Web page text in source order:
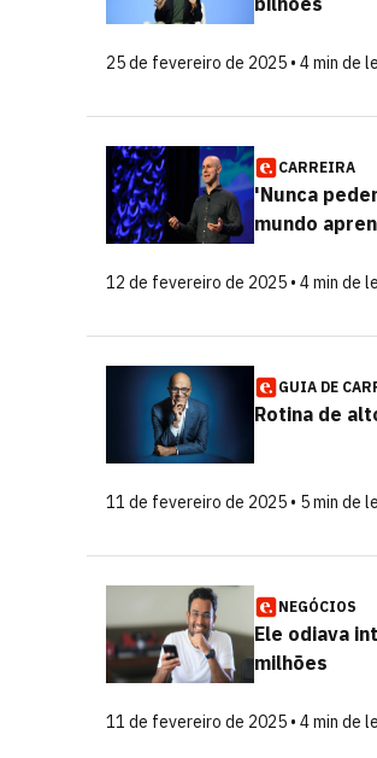
25 de fevereiro de 2025 • 4 min de
CARREIRA
'Nunca
mundo
12 de fevereiro de 2025 • 4 min de
GUIA DE
Rotina de
11 de fevereiro de 2025 • 5 min de
NEGÓCIOS
Ele odiava
milhões
11 de fevereiro de 2025 • 4 min de